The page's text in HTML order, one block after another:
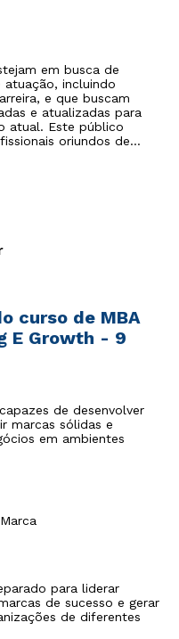
em busca de
atuação, incluindo
e que buscam
e atualizadas para
atual. Este público
oriundos de
empresarial,
curso de MBA
E Growth - 9
de desenvolver
marcas sólidas e
em ambientes
para liderar
de sucesso e gerar
de diferentes